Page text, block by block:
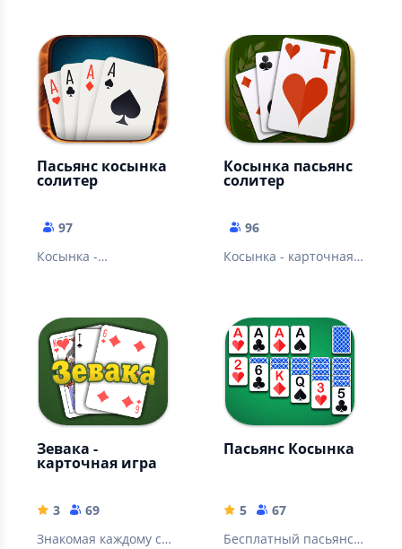
онлайн исполнении.
шашки, тысяча...
Пасьянс косынка
солитер
97
Косынка -
Косынка пасьянс
солитер
96
Косынка - карточная
Зевака -
карточная игра
3
69
Знакомая каждому с
Пасьянс Косынка
5
67
Бесплатный пасьянс